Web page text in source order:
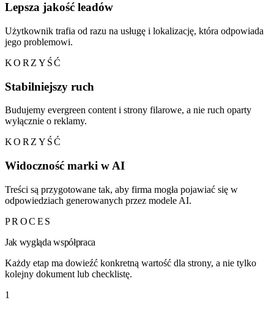
Lepsza jakość leadów
Użytkownik trafia od razu na usługę i lokalizację, która odpowiada
jego problemowi.
KORZYŚĆ
Stabilniejszy ruch
Budujemy evergreen content i strony filarowe, a nie ruch oparty
wyłącznie o reklamy.
KORZYŚĆ
Widoczność marki w AI
Treści są przygotowane tak, aby firma mogła pojawiać się w
odpowiedziach generowanych przez modele AI.
PROCES
Jak wygląda współpraca
Każdy etap ma dowieźć konkretną wartość dla strony, a nie tylko
kolejny dokument lub checklistę.
1